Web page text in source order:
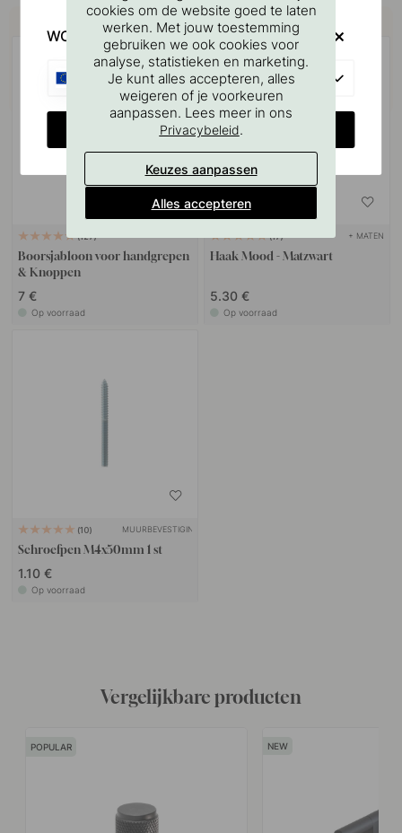
Koop samen met
127
Boorsjabloon voor handgrepen
& Knoppen
7 €
Op voorraad
17 + MATEN
Haak Mood - Matzwart
5.30 €
Op voorraad
10 MUURBEVESTIGING
Schroefpen M4x50mm 1 st
1.10 €
Op voorraad
Vergelijkbare producten
POPULAR
cookies om de website goed te laten
werken. Met jouw toestemming
gebruiken we ook cookies voor
analyse, statistieken en marketing.
Je kunt alles accepteren, alles
weigeren of je voorkeuren
aanpassen. Lees meer in ons
Privacybeleid.
Keuzes aanpassen
Alles accepteren
WOULD YOU RATHER VISIT?
CHANGE COUNTRY